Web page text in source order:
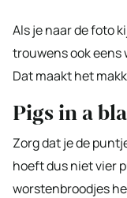
Als je naar de foto
trouwens ook eens
Dat maakt het
Pigs in a
Zorg dat je de
hoeft dus niet vier
worstenbroodjes